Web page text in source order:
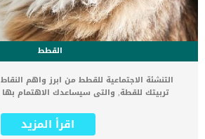
القطط
التنشئة الاجتماعية للقطط من ابرز واهم
تربيتك للقطة, والتى سيساعدك الاهتمام
الا البقاء منفصلة عن التجمعات. اذا كان لديك
على واحدة في المستقبل القريب ، وتريد أن
اقرأ المزيد